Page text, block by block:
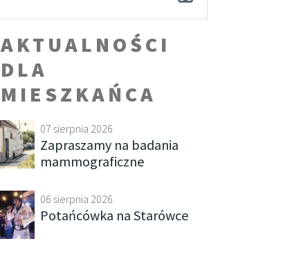
AKTUALNOŚCI
DLA
MIESZKAŃCA
07 sierpnia 2026
Zapraszamy na badania
mammograficzne
06 sierpnia 2026
Potańcówka na Starówce